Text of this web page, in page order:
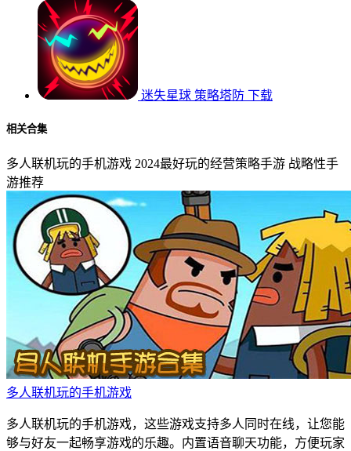
迷失星球 策略塔防 下载
相关合集
多人联机玩的手机游戏 2024最好玩的经营策略手游 战略性手
游推荐
多人联机玩的手机游戏
多人联机玩的手机游戏，这些游戏支持多人同时在线，让您能
够与好友一起畅享游戏的乐趣。内置语音聊天功能，方便玩家